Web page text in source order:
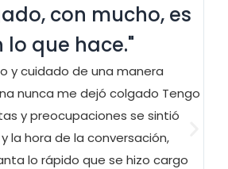
con mucho, es
lo que hace."
y cuidado de una manera
nunca me dejó colgado Tengo
y preocupaciones se sintió
la hora de la conversación,
lo rápido que se hizo cargo